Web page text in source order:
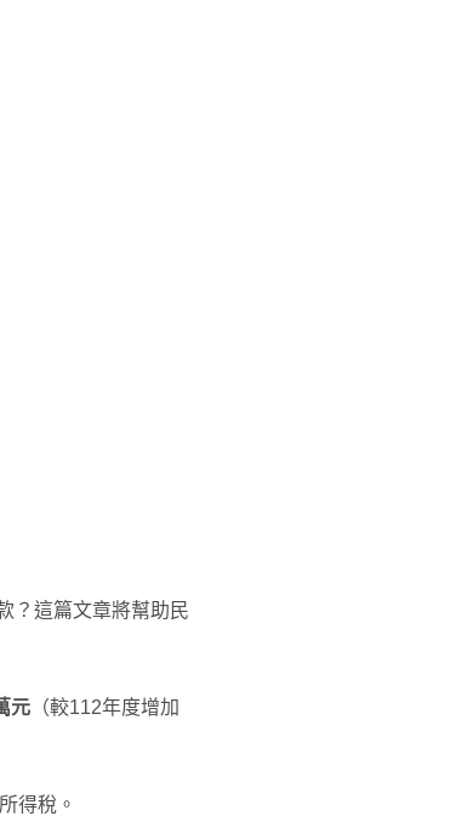
？這篇文章將幫助民
元 （較112年度增加
得稅。